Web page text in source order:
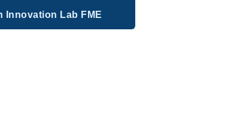
Innovation Lab FME